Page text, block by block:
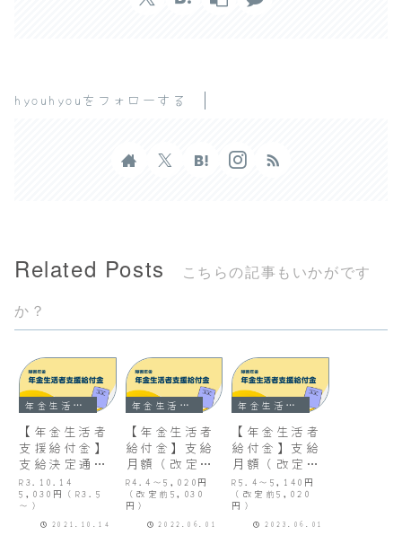
hyouhyouをフォローする
Related Posts
こちらの記事もいかがです
か？
年金生活者支援給付金
【年金生活者
支援給付金】
支給決定通知
書
R3.10.14
5,030円（R3.5
～）
2021.10.14
年金生活者支援給付金
【年金生活者
給付金】支給
月額（改定）
通知書
R4.4～5,020円
（改定前5,030
円）
2022.06.01
年金生活者支援給付金
【年金生活者
給付金】支給
月額（改定）
通知書
R5.4～5,140円
（改定前5,020
円）
2023.06.01